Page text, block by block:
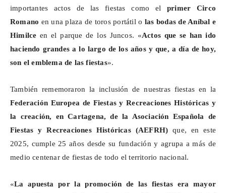
importantes actos de las fiestas como elprimer Circo
Romano en una plaza de toros portátil o las bodas de Aníbal e
Himilce en el parque de los Juncos. «Actos que se han ido
haciendo grandes a lo largo de los años y que, a día de hoy,
son el emblema de las fiestas».
También rememoraron la inclusión de nuestras fiestas en la
Federación Europea de Fiestas y Recreaciones Históricas y
la creación, en Cartagena, de la Asociación Española de
Fiestas y Recreaciones Históricas (AEFRH) que, en este
2025, cumple 25 años desde su fundación y agrupa a más de
medio centenar de fiestas de todo el territorio nacional.
«La apuesta por la promoción de las fiestas era mayor